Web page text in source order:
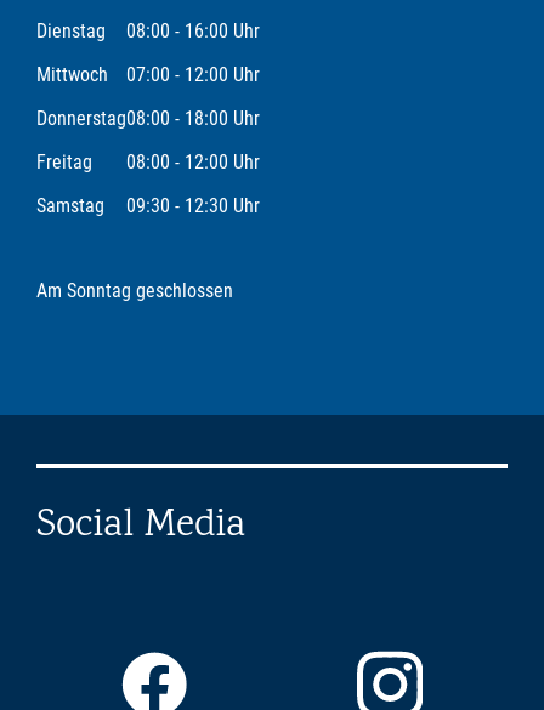
Dienstag
08:00 - 16:00 Uhr
Mittwoch
07:00 - 12:00 Uhr
Donnerstag08:00 - 18:00 Uhr
Freitag
08:00 - 12:00 Uhr
Samstag
09:30 - 12:30 Uhr
Am Sonntag geschlossen
Social Media